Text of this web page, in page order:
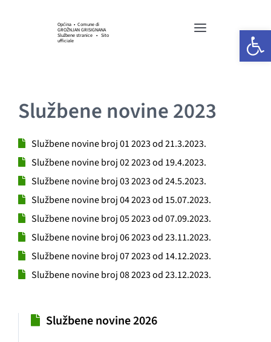
Općina • Comune di
GROŽNJAN GRISIGNANA
Službene stranice • Sito
ufficiale
Toggle
Navigation
OPĆINSKA UPRAVA
SPORT I UDRUGE
GRAĐANI
Službene novine 2023
Službene novine broj 01 2023 od 21.3.2023.
Službene novine broj 02 2023 od 19.4.2023.
Službene novine broj 03 2023 od 24.5.2023.
Službene novine broj 04 2023 od 15.07.2023.
Službene novine broj 05 2023 od 07.09.2023.
Službene novine broj 06 2023 od 23.11.2023.
Službene novine broj 07 2023 od 14.12.2023.
Službene novine broj 08 2023 od 23.12.2023.
Službene novine 2026